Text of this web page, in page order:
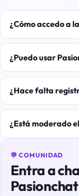
¿Cómo accedo a
¿Puedo usar
¿Hace falta
¿Está moderado
💬 COMUNIDAD
Entra a
Pasionchat